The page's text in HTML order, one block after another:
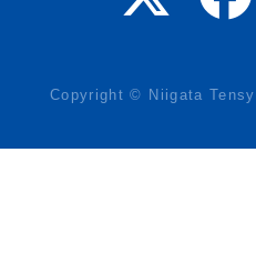
Copyright © Niigata